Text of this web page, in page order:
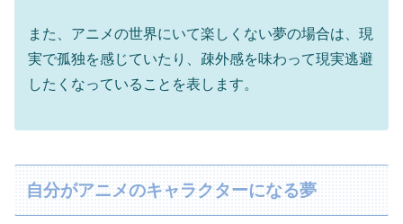
また、アニメの世界にいて楽しくない夢の場合は、現
実で孤独を感じていたり、疎外感を味わって現実逃避
したくなっていることを表します。
自分がアニメのキャラクターになる夢